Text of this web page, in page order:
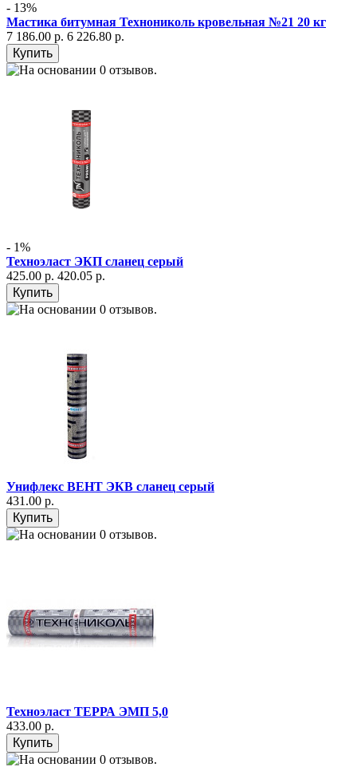
- 13%
Мастика битумная Технониколь кровельная №21 20 кг
7 186.00 р. 6 226.80 р.
- 1%
Техноэласт ЭКП сланец серый
425.00 р. 420.05 р.
Унифлекс ВЕНТ ЭКВ сланец серый
431.00 р.
Техноэласт ТЕРРА ЭМП 5,0
433.00 р.